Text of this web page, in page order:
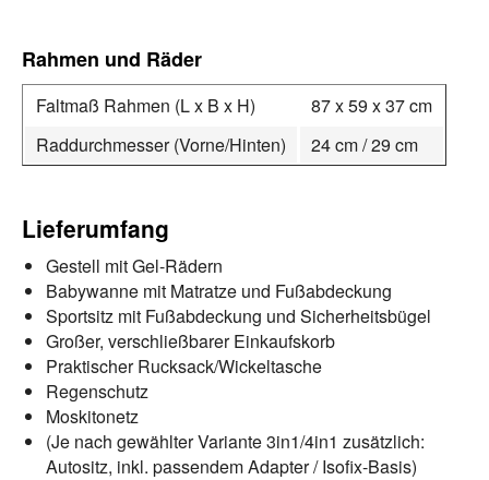
Rahmen und Räder
Faltmaß Rahmen (L x B x H)
87 x 59 x 37 cm
Raddurchmesser (Vorne/Hinten)
24 cm / 29 cm
Lieferumfang
Gestell mit Gel-Rädern
Babywanne mit Matratze und Fußabdeckung
Sportsitz mit Fußabdeckung und Sicherheitsbügel
Großer, verschließbarer Einkaufskorb
Praktischer Rucksack/Wickeltasche
Regenschutz
Moskitonetz
(Je nach gewählter Variante 3in1/4in1 zusätzlich:
Autositz, inkl. passendem Adapter / Isofix-Basis)